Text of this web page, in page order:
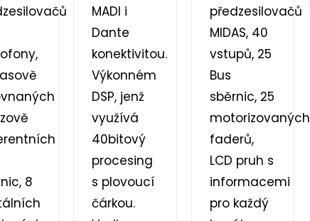
8
MADI i
Dante
konektivitou.
Výkonném
DSP, jenž
využívá
40bitový
procesing
s plovoucí
čárkou.
předzesilovačů
MIDAS, 40
vstupů, 25
Bus
sběrnic, 25
motorizovaných
faderů,
LCD pruh s
informacemi
pro každý